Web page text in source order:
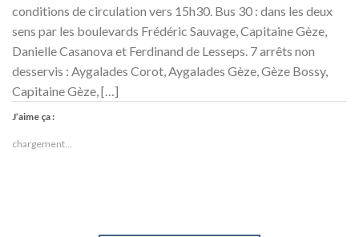
conditions de circulation vers 15h30. Bus 30 : dans les deux
sens par les boulevards Frédéric Sauvage, Capitaine Gèze,
Danielle Casanova et Ferdinand de Lesseps. 7 arrêts non
desservis : Aygalades Corot, Aygalades Gèze, Gèze Bossy,
Capitaine Gèze, […]
J’aime ça :
chargement…